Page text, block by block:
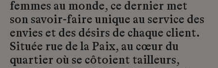
femmes au monde, ce dernier met
son savoir-faire unique au service des
envies et des désirs de chaque client.
Située rue de la Paix, au cœur du
quartier où se côtoient tailleurs,